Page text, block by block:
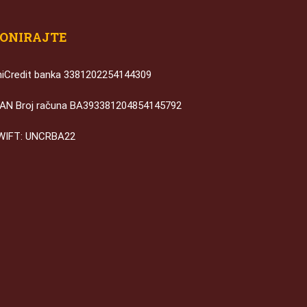
banka 3381202254144309
Broj računa BA393381204854145792
UNCRBA22